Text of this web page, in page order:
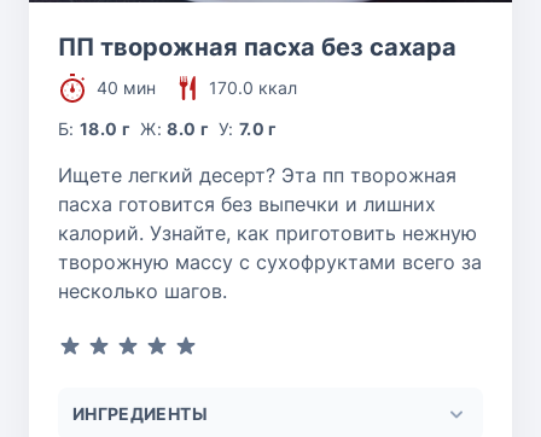
ПП творожная пасха без сахара
40 мин
170.0 ккал
Б:18.0 г Ж:8.0 г У:7.0 г
Ищете легкий десерт? Эта пп творожная
пасха готовится без выпечки и лишних
калорий. Узнайте, как приготовить нежную
творожную массу с сухофруктами всего за
несколько шагов.
ИНГРЕДИЕНТЫ